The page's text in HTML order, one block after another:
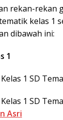
rekan-rekan
kelas 1
dibawah ini:
1
1 SD
1 SD
Asri